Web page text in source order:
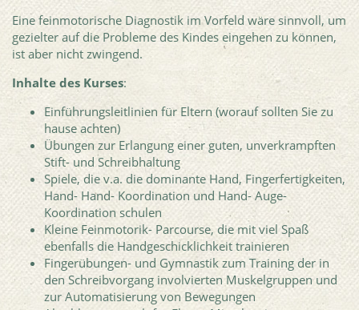
Eine feinmotorische Diagnostik im Vorfeld wäre sinnvoll, um
gezielter auf die Probleme des Kindes eingehen zu können,
ist aber nicht zwingend.
Inhalte des Kurses:
Einführungsleitlinien für Eltern (worauf sollten Sie zu
hause achten)
Übungen zur Erlangung einer guten, unverkrampften
Stift- und Schreibhaltung
Spiele, die v.a. die dominante Hand, Fingerfertigkeiten,
Hand- Hand- Koordination und Hand- Auge-
Koordination schulen
Kleine Feinmotorik- Parcourse, die mit viel Spaß
ebenfalls die Handgeschicklichkeit trainieren
Fingerübungen- und Gymnastik zum Training der in
den Schreibvorgang involvierten Muskelgruppen und
zur Automatisierung von Bewegungen